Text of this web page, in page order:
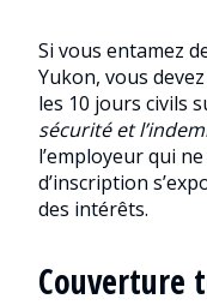
Si vous entamez
Yukon, vous
les 10 jours civils
sécurité et
l’employeur qui
d’inscription
des intérêts.
Couverture